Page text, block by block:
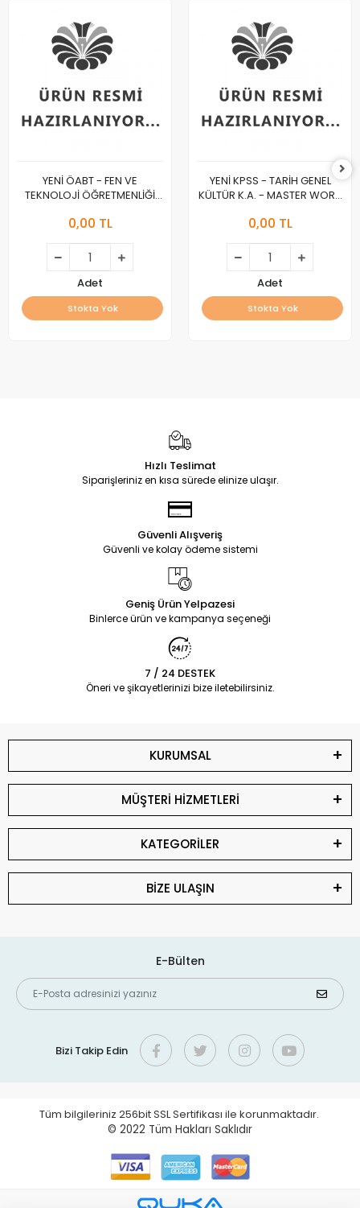
YENİ ÖABT - FEN VE
TEKNOLOJİ ÖĞRETMENLİĞİ
0,00 TL
Adet
Stokta Yok
YENİ KPSS - TARİH GENEL
KÜLTÜR K.A. - MASTER WORK
0,00 TL
Adet
Stokta Yok
Hızlı Teslimat
Siparişleriniz en kısa sürede elinize ulaşır.
Güvenli Alışveriş
Güvenli ve kolay ödeme sistemi
Geniş Ürün Yelpazesi
Binlerce ürün ve kampanya seçeneği
7 / 24 DESTEK
Öneri ve şikayetlerinizi bize iletebilirsiniz.
KURUMSAL
MÜŞTERİ HİZMETLERİ
KATEGORİLER
BİZE ULAŞIN
E-Bülten
Bizi Takip Edin
Tüm bilgileriniz 256bit SSL Sertifikası ile korunmaktadır.
© 2022 Tüm Hakları Saklıdır